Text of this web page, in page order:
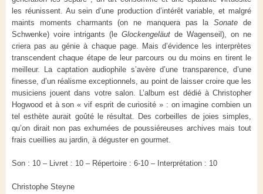
les réunissent. Au sein d’une production d’intérêt variable, et malgré
maints moments charmants (on ne manquera pas laSonate de
Schwenke) voire intrigants (le Glockengeläut de Wagenseil), on ne
criera pas au génie à chaque page. Mais d’évidence les interprètes
transcendent chaque étape de leur parcours ou du moins en tirent le
meilleur. La captation audiophile s’avère d’une transparence, d’une
finesse, d’un réalisme exceptionnels, au point de laisser croire que les
musiciens jouent dans votre salon. L’album est dédié à Christopher
Hogwood et à son « vif esprit de curiosité » : on imagine combien un
tel esthète aurait goûté le résultat. Des corbeilles de joies simples,
qu’on dirait non pas exhumées de poussiéreuses archives mais tout
frais cueillies au jardin, à déguster en gourmet.
Son : 10 – Livret : 10 – Répertoire : 6-10 – Interprétation : 10
Christophe Steyne